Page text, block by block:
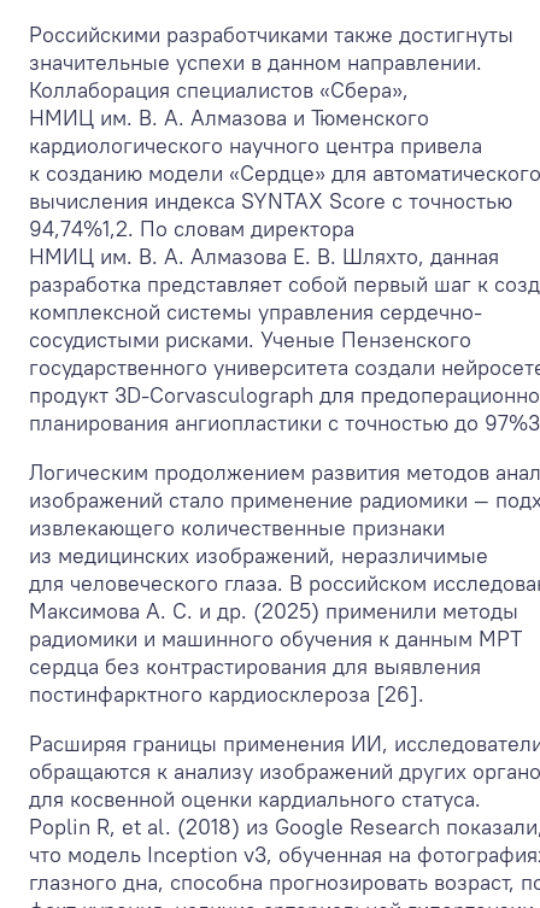
Российскими разработчиками также достигнуты
значительные успехи в данном направлении.
Коллаборация специалистов «Сбера»,
НМИЦ им. В. А. Алмазова и Тюменского
кардиологического научного центра привела
к созданию модели «Сердце» для автоматического
вычисления индекса SYNTAX Score с точностью
94,74%1,2. По словам директора
НМИЦ им. В. А. Алмазова Е. В. Шляхто, данная
разработка представляет собой первый шаг к
комплексной системы управления сердечно-
сосудистыми рисками. Ученые Пензенского
государственного университета создали
продукт 3D‑Corvasculograph для
планирования ангиопластики с точностью до 97%3
Логическим продолжением развития методов
изображений стало применение радиомики —
извлекающего количественные признаки
из медицинских изображений, неразличимые
для человеческого глаза. В российском
Максимова А. С. и др. (2025) применили методы
радиомики и машинного обучения к данным МРТ
сердца без контрастирования для выявления
постинфарктного кардиосклероза [26].
Расширяя границы применения ИИ,
обращаются к анализу изображений других
для косвенной оценки кардиального статуса.
Poplin R, et al. (2018) из Google Research
что модель Inception v3, обученная на
глазного дна, способна прогнозировать возраст,